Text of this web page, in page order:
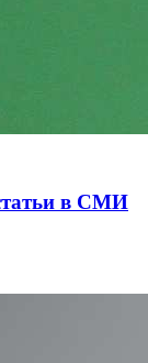
в СМИ